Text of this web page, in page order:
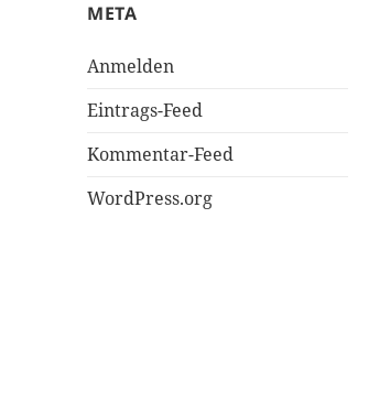
META
Anmelden
Eintrags-Feed
Kommentar-Feed
WordPress.org